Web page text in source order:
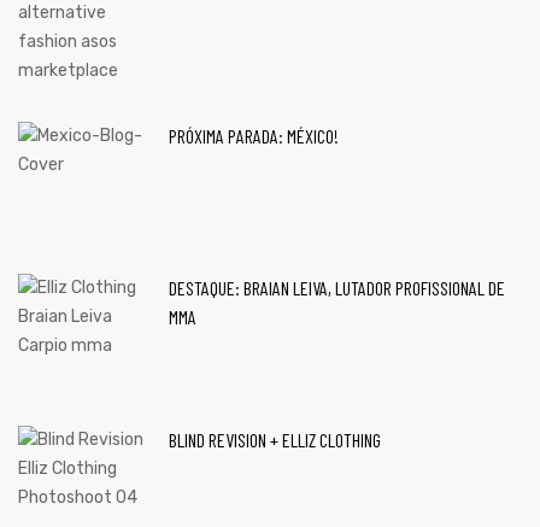
PRÓXIMA PARADA: MÉXICO!
DESTAQUE: BRAIAN LEIVA, LUTADOR PROFISSIONAL DE
MMA
BLIND REVISION + ELLIZ CLOTHING